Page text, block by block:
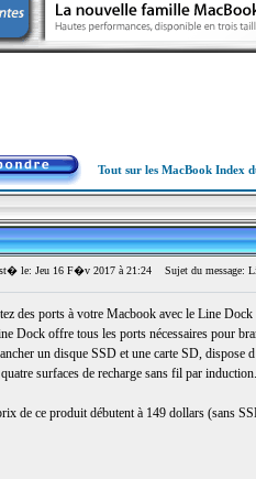
Tout sur les MacBook Index
le: Jeu 16 F�v 2017 à 21:24 Sujet du message:
des ports à votre Macbook avec le Line Dock
Dock offre tous les ports nécessaires pour
un disque SSD et une carte SD, dispose
surfaces de recharge sans fil par induction.
de ce produit débutent à 149 dollars (sans